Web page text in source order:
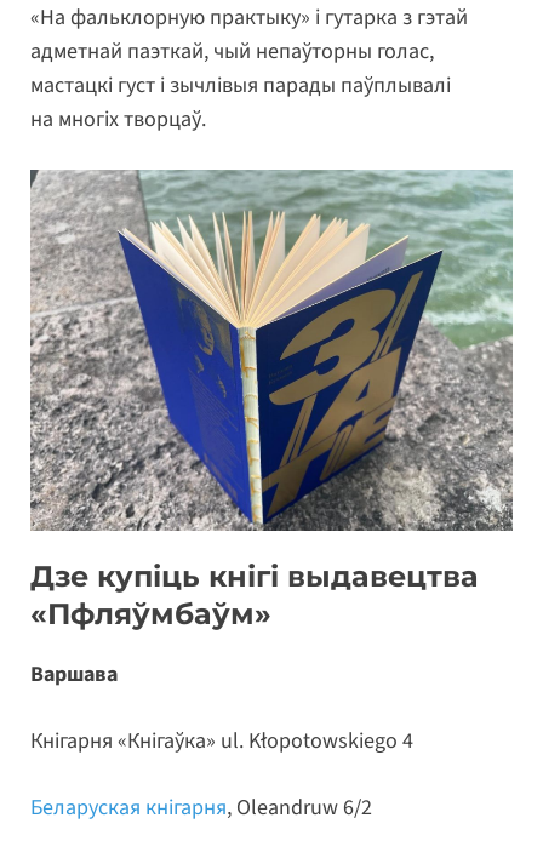
«На фальклорную практыку» і гутарка з гэтай
адметнай паэткай, чый непаўторны голас,
мастацкі густ і зычлівыя парады паўплывалі
на многіх творцаў.
Дзе купіць кнігі выдавецтва
«Пфляўмбаўм»
Варшава
Кнігарня «Кнігаўка» ul. Kłopotowskiego 4
Беларуская кнігарня, Oleandruw 6/2